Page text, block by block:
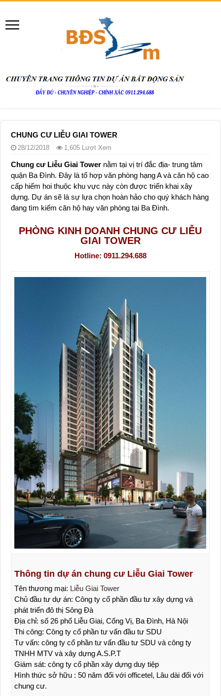
CHUNG CƯ LIỄU GIAI TOWER
28/12/2018 1,605 Lượt Xem
Chung cư Liễu Giai Tower nằm tại vị trí đắc địa- trung tâm
quận Ba Đình. Đây là tổ hợp văn phòng hạng A và căn hộ cao
cấp hiếm hoi thuộc khu vực này còn được triển khai xây
dựng. Dự án sẽ là sự lựa chọn hoàn hảo cho quý khách hàng
đang tìm kiếm căn hộ hay văn phòng tại Ba Đình.
PHÒNG KINH DOANH CHUNG CƯ LIỄU
GIAI TOWER
Hotline: 0911.294.688
Thông tin dự án chung cư Liễu Giai Tower
Tên thương mại: Liễu Giai Tower
Chủ đầu tư dự án: Công ty cổ phần đầu tư xây dựng và
phát triển đô thị Sông Đà
Địa chỉ: số 26 phố Liễu Giai, Cống Vị, Ba Đình, Hà Nội
Thi công: Công ty cổ phần tư vấn đầu tư SDU
Tư vấn: công ty cổ phần tư vấn đầu tư SDU và công ty
TNHH MTV và xây dựng A.S.P.T
Giám sát: công ty cổ phần xây dựng duy tiệp
Hình thức sở hữu : 50 năm đối với officetel, Lâu dài đối với
chung cư.